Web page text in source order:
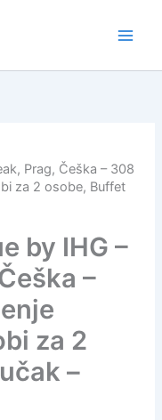
Prag, Češka – 308
za 2 osobe, Buffet
by IHG –
–
za 2
–